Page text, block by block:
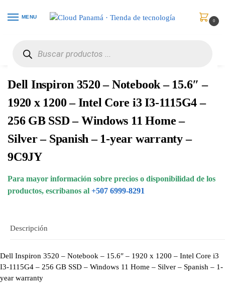
MENU
0
Dell Inspiron 3520 – Notebook – 15.6″ –
1920 x 1200 – Intel Core i3 I3-1115G4 –
256 GB SSD – Windows 11 Home –
Silver – Spanish – 1-year warranty –
9C9JY
Para mayor información sobre precios o disponibilidad de los
productos, escribanos al +507 6999-8291
Descripción
Dell Inspiron 3520 – Notebook – 15.6″ – 1920 x 1200 – Intel Core i3
I3-1115G4 – 256 GB SSD – Windows 11 Home – Silver – Spanish – 1-
year warranty